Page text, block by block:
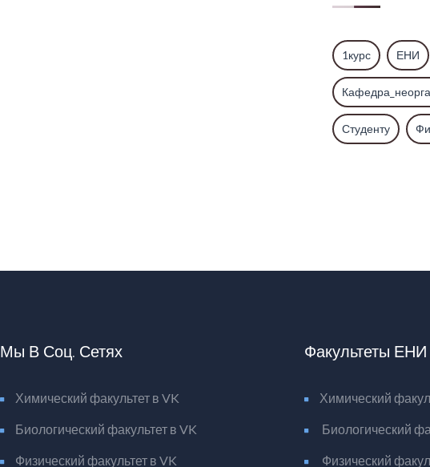
1курс ЕНИ
Студенту
Мы В Соц. Сетях
Химический факультет в VK
Биологический факультет в VK
Физический факультет в VK
Факультеты ЕНИ
Химический
Биологический
Физический